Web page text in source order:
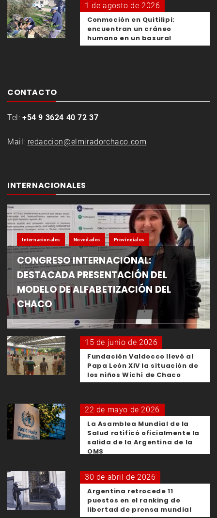
1 de agosto de 2026
Conmoción en Quitilipi:
encuentran un cráneo
humano en un basural
CONTACTO
Tel: +54 9 3624 40 72 37
Mail: redaccion@elmiradorchaco.com
INTERNACIONALES
Internacionales Novedades Provinciales
CONGRESO INTERNACIONAL:
DESTACADA PRESENTACIÓN DEL
MODELO DE ALFABETIZACIÓN DEL
CHACO
15 de junio de 2026
Fundación Valdocco llevó al
Papa León XIV la situación de
los niños Wichí de Chaco
22 de mayo de 2026
La Asamblea Mundial de la
Salud ratificó oficialmente la
salida de la Argentina de la
OMS
30 de abril de 2026
Argentina retrocede 11
puestos en el ranking de
libertad de prensa mundial